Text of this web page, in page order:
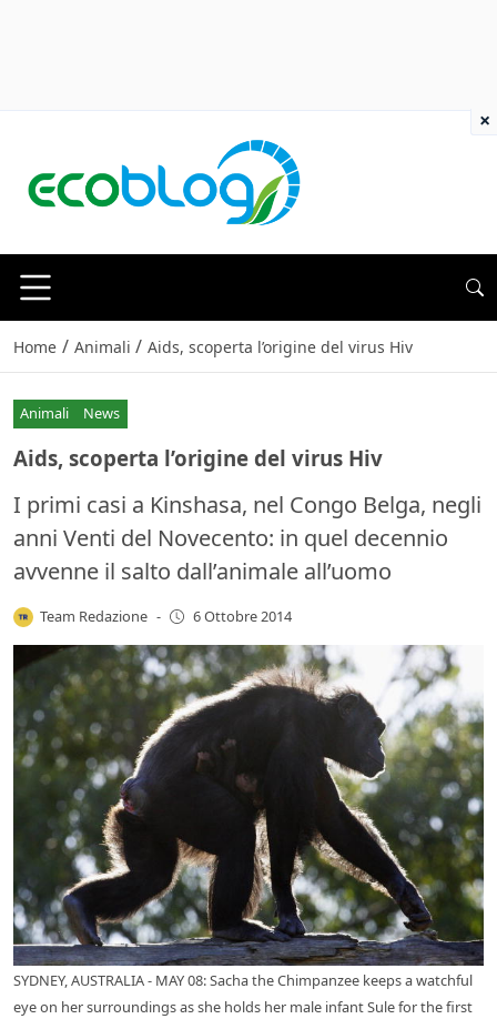
Home / Animali / Aids, scoperta l’origine del virus Hiv
Animali News
Aids, scoperta l’origine del virus Hiv
I primi casi a Kinshasa, nel Congo Belga, negli
anni Venti del Novecento: in quel decennio
avvenne il salto dall’animale all’uomo
Team Redazione - 6 Ottobre 2014
SYDNEY, AUSTRALIA - MAY 08: Sacha the Chimpanzee keeps a watchful
eye on her surroundings as she holds her male infant Sule for the first
×